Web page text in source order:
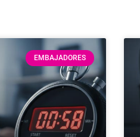
EMBAJADORES